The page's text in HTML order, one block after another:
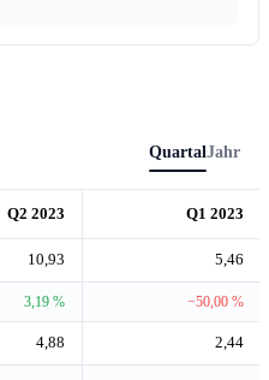
QuartalJahr
Q2 2023 Q1 2023
10,93 5,46
3,19 % −50,00 %
4,88 2,44